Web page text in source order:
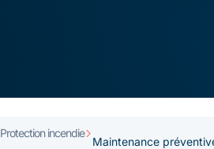
Protection incendie
Maintenance